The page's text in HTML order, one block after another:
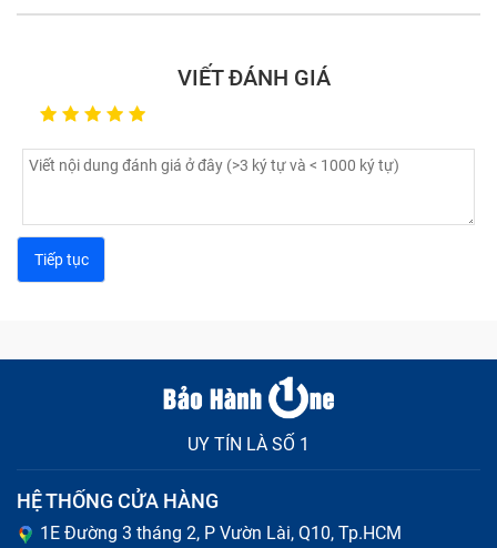
VIẾT ĐÁNH GIÁ
UY TÍN LÀ SỐ 1
HỆ THỐNG CỬA HÀNG
1E Đường 3 tháng 2, P Vườn Lài, Q10, Tp.HCM